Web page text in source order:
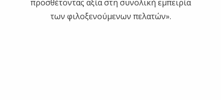
προσθέτοντας αξία στη συνολική εμπειρία
των φιλοξενούμενων πελατών».